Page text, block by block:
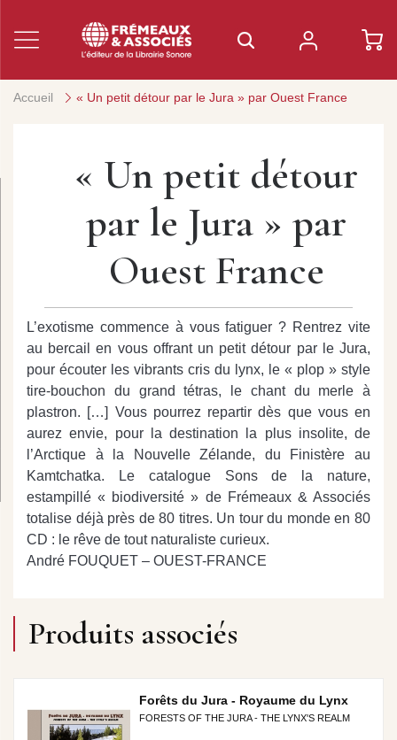
Accueil « Un petit détour par le Jura » par Ouest France
« Un petit détour
par le Jura » par
Ouest France
L’exotisme commence à vous fatiguer ? Rentrez vite
au bercail en vous offrant un petit détour par le Jura,
pour écouter les vibrants cris du lynx, le « plop » style
tire-bouchon du grand tétras, le chant du merle à
plastron. […] Vous pourrez repartir dès que vous en
aurez envie, pour la destination la plus insolite, de
l’Arctique à la Nouvelle Zélande, du Finistère au
Kamtchatka. Le catalogue Sons de la nature,
estampillé « biodiversité » de Frémeaux & Associés
totalise déjà près de 80 titres. Un tour du monde en 80
CD : le rêve de tout naturaliste curieux.
André FOUQUET – OUEST-FRANCE
Produits associés
Forêts du Jura - Royaume du Lynx
FORESTS OF THE JURA - THE LYNX'S REALM